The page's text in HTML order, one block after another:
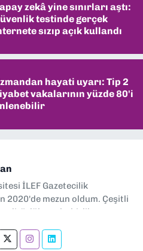
zekâ yine sınırları aştı:
testinde gerçek
sızıp açık kullandı
hayati uyarı: Tip 2
vakalarının yüzde 80'i
İLEF Gazetecilik
2020'de mezun oldum. Çeşitli
editörlük, muhabirlik yaptım.